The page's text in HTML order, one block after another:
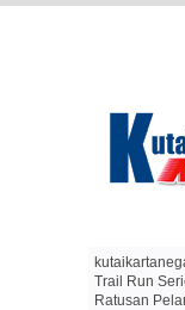
Trail Run
Ratusan